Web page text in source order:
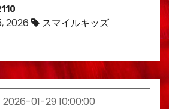
2026 スマイルキッズ
2026-01-29 10:00:00